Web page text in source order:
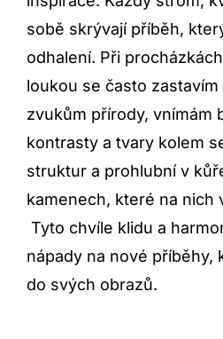
sobě skrývají příběh,
odhalení. Při
loukou se často zastavím
zvukům přírody, vnímám
kontrasty a tvary kolem
struktur a prohlubní v
kamenech, které na nich
Tyto chvíle klidu a
nápady na nové příběhy,
do svých obrazů.